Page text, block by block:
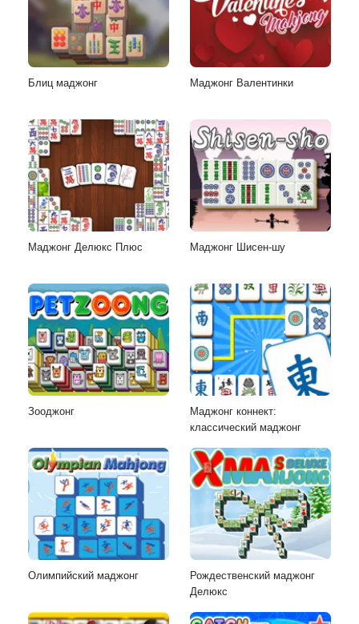
Блиц маджонг Маджонг Валентинки
Маджонг Делюкс Плюс Маджонг Шисен-шу
Зооджонг
Маджонг коннект:
классический маджонг
Олимпийский маджонг
Рождественский маджонг
Делюкс